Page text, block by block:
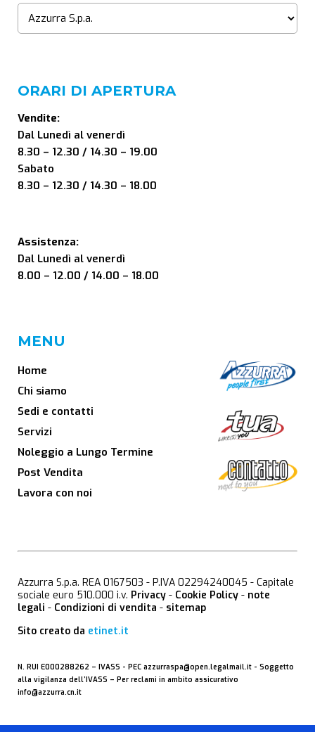
ORARI DI APERTURA
Vendite:
Dal Lunedì al venerdì
8.30 – 12.30 / 14.30 – 19.00
Sabato
8.30 – 12.30 / 14.30 – 18.00
Assistenza:
Dal Lunedì al venerdì
8.00 – 12.00 / 14.00 – 18.00
MENU
Home
Chi siamo
Sedi e contatti
Servizi
Noleggio a Lungo Termine
Post Vendita
Lavora con noi
Azzurra S.p.a. REA 0167503 - P.IVA 02294240045 - Capitale
sociale euro 510.000 i.v. Privacy - Cookie Policy - note
legali - Condizioni di vendita - sitemap
Sito creato da etinet.it
N. RUI E000288262 – IVASS - PEC azzurraspa@open.legalmail.it - Soggetto
alla vigilanza dell’IVASS – Per reclami in ambito assicurativo
info@azzurra.cn.it